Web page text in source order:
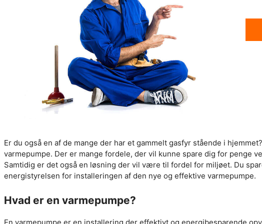
Er du også en af de mange der har et gammelt gasfyr stående i
varmepumpe. Der er mange fordele, der vil kunne spare dig for penge
Samtidig er det også en løsning der vil være til fordel for miljøet. Du
energistyrelsen for installeringen af den nye og effektive varmepumpe.
Hvad er en varmepumpe?